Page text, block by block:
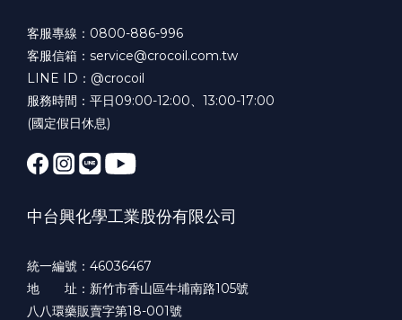
客服專線：0800-886-996
客服信箱：service@crocoil.com.tw
LINE ID：@crocoil
服務時間：平日09:00-12:00、13:00-17:00
(國定假日休息)
中台興化學工業股份有限公司
統一編號：46036467
地 址：新竹市香山區牛埔南路105號
八八環藥販賣字第18-001號